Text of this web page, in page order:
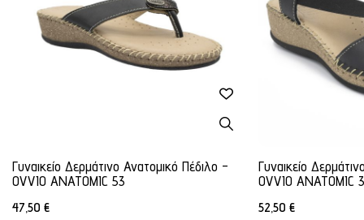
Γυναικείο Δερμάτινο Ανατομικό Πέδιλο -
OVVIO ANATOMIC 53
47,50 €
Γυναικείο
OVVIO ANATOMIC
52,50 €